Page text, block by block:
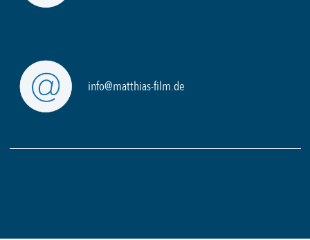
info@matthias-film.de